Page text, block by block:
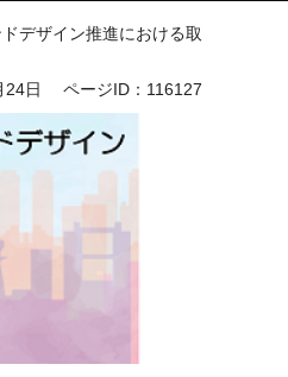
デザイン推進における取
24日 ページID：116127